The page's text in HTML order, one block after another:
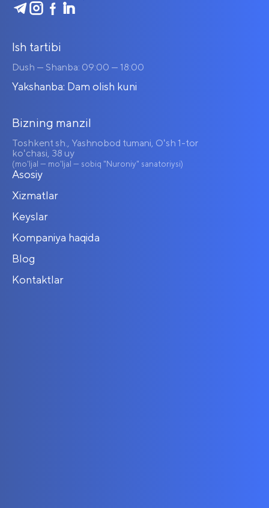
Ish tartibi
Dush — Shanba: 09:00 — 18:00
Yakshanba: Dam olish kuni
Bizning manzil
Toshkent sh., Yashnobod tumani, Oʻsh 1-tor
koʻchasi, 38 uy
(mo'ljal — mo'ljal — sobiq "Nuroniy" sanatoriysi)
Asosiy
Xizmatlar
Keyslar
Kompaniya haqida
Blog
Kontaktlar